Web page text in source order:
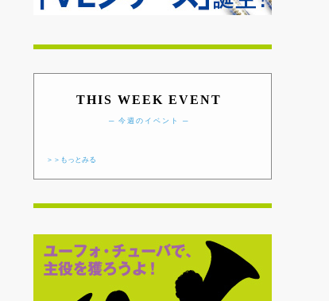
THIS WEEK EVENT
─ 今週のイベント ─
＞＞もっとみる